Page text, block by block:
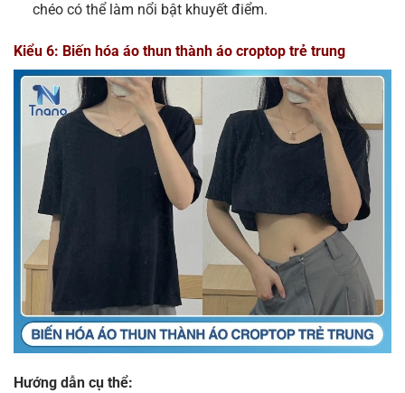
chéo có thể làm nổi bật khuyết điểm.
Kiểu 6: Biến hóa áo thun thành áo croptop trẻ trung
Hướng dẫn cụ thể: